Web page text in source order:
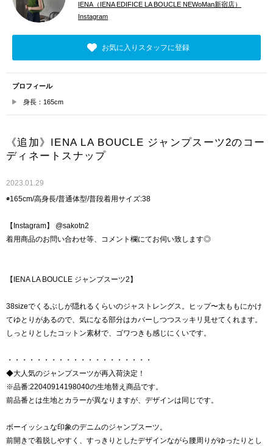
IENA（IENA EDIFICE LA BOUCLE NEWoMan新宿店）
Instagram
お気に入りスタッフに登録
プロフィール
身長：165cm
《追加》IENA LA BOUCLE ジャンプスーツ2のコー
ディネートスナップ
2023.01.29
◉165cm/高身長/普通体型/普段着用サイズ:38
【Instagram】 @sakotn2
着用商品のお問い合わせ等、コメント欄にてお伺い致します◎
【IENA LA BOUCLE ジャンプスーツ2】
38sizeでくるぶしが隠れるくらいのジャストレングス。ヒップ〜太ももにかけ
てゆとりがあるので、気になる部分はカバーしつつスッキリ見せてくれます。
しっとりとしたコットン素材で、ゴワつきも感じにくいです。
・・・・・・・・・・・・・・・・・・・・
◆大人気のジャンプスーツが再入荷決定！
※品番:22040914198040の生地替え商品です。
前品番とは生地とカラーが異なりますが、デザインは同じです。
ボーイッシュな印象のデニムのジャンプスーツ。
前開きで着脱しやすく、すっきりとしたデザインながら腰周りがゆったりとし